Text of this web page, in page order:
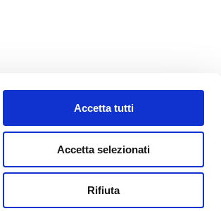
Accetta tutti
Accetta selezionati
Rifiuta